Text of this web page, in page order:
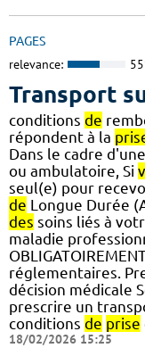
PAGES
relevance:
Transport
conditions de
répondent à la
Dans le cadre
ou ambulatoire, Si
seul(e) pour
de Longue Durée
des soins liés à
maladie
réglementaires.
décision médicale
prescrire un
conditions de prise
18/02/2026 15:25